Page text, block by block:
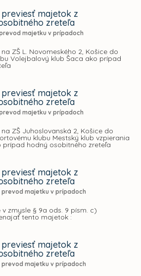
majetok z
zreteľa
majetku v prípadoch
ZŠ L. Novomeského 2, Košice do
Volejbalový klub Šaca ako prípad
majetok z
zreteľa
majetku v prípadoch
ZŠ Juhoslovanská 2, Košice do
klubu Mestský klub vzpierania
prípad hodný osobitného zreteľa
majetok z
zreteľa
prevod majetku v prípadoch
zmysle § 9a ods. 9 písm. c)
tento majetok :
majetok z
zreteľa
prevod majetku v prípadoch